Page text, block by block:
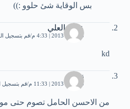
بس الوقاية شئ حلوو :))
عامر العلي
10 مايو، 2013 | 4:33 م قم بتسجيل
kd
زهرة
10 مايو، 2013 | 11:33 م قم بتسجيل
من الاحسن الحامل تصوم حتى